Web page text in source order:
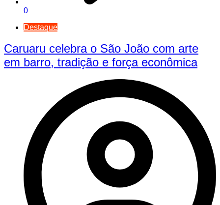
0
Destaque
Caruaru celebra o São João com arte
em barro, tradição e força econômica